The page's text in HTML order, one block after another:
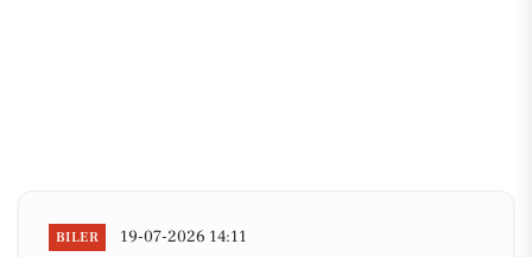
BILER 19-07-2026 14:11